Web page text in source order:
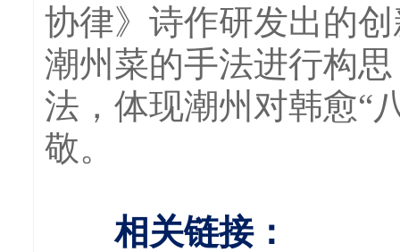
协律》诗作研发出的
潮州菜的手法进行构
法，体现潮州对韩愈“
敬。
相关链接：